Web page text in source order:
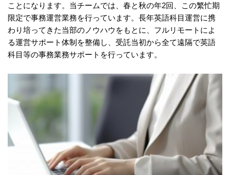
ことになります。当チームでは、春と秋の年2回、この繁忙期
限定で事務運営業務を行っています。長年英語科目運営に携
わり培ってきた当部のノウハウをもとに、フルリモートによ
る運営サポート体制を整備し、受託当初から全て遠隔で英語
科目等の事務業務サポートを行っています。